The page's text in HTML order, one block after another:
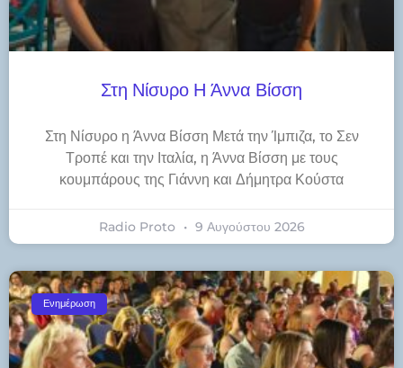
Στη Νίσυρο Η Άννα Βίσση
Στη Νίσυρο η Άννα Βίσση Μετά την Ίμπιζα, το Σεν
Τροπέ και την Ιταλία, η Άννα Βίσση με τους
κουμπάρους της Γιάννη και Δήμητρα Κούστα
Radio Proto 9 Αυγούστου 2026
Ενημέρωση